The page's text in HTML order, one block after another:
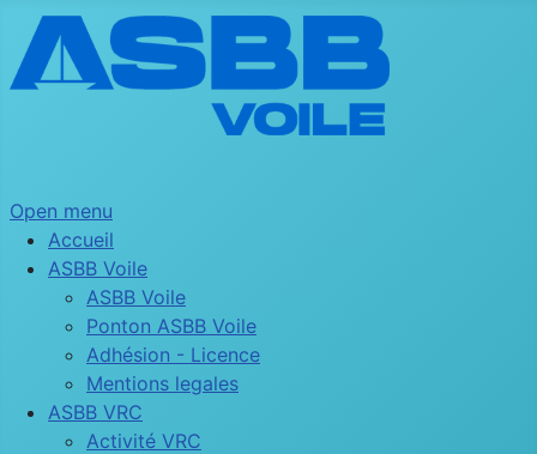
Open menu
Accueil
ASBB Voile
ASBB Voile
Ponton ASBB Voile
Adhésion - Licence
Mentions legales
ASBB VRC
Activité VRC